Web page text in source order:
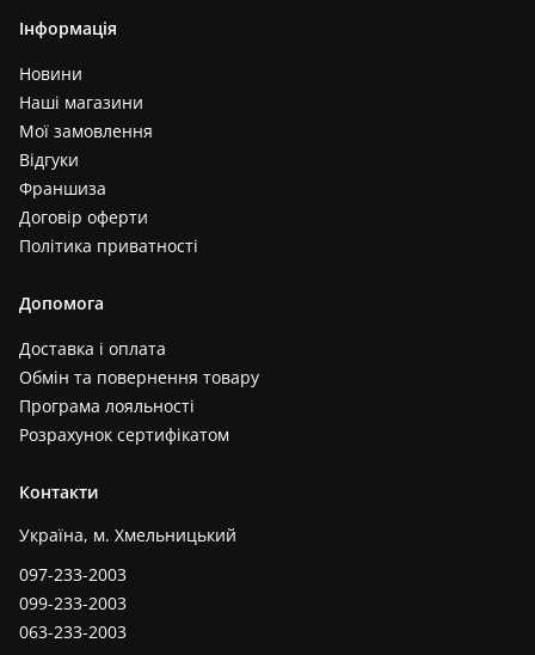
Інформація
Новини
Наші магазини
Мої замовлення
Відгуки
Франшиза
Договір оферти
Політика приватності
Допомога
Доставка і оплата
Обмін та повернення товару
Програма лояльності
Розрахунок сертифікатом
Контакти
Україна, м. Хмельницький
097-233-2003
099-233-2003
063-233-2003